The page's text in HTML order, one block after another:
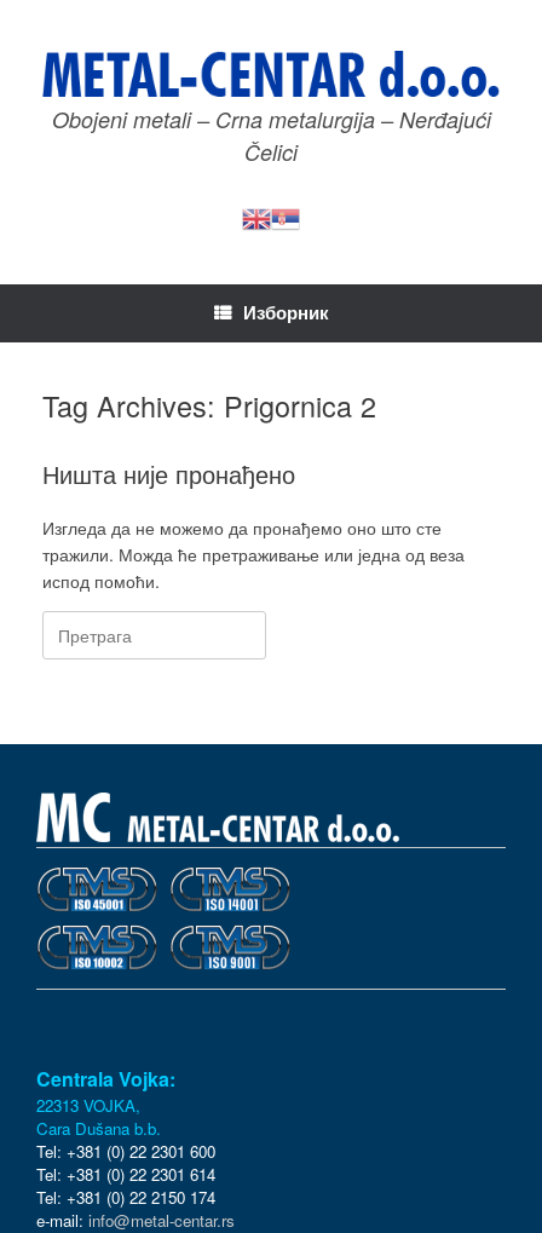
садржај
Obojeni metali – Crna metalurgija – Nerđajući
Čelici
Изборник
Tag Archives: Prigornica 2
Ништа није пронађено
Изгледа да не можемо да пронађемо оно што сте
тражили. Можда ће претраживање или једна од веза
испод помоћи.
Centrala Vojka:
22313 VOJKA,
Cara Dušana b.b.
Tel: +381 (0) 22 2301 600
Tel: +381 (0) 22 2301 614
Tel: +381 (0) 22 2150 174
e-mail: info@metal-centar.rs